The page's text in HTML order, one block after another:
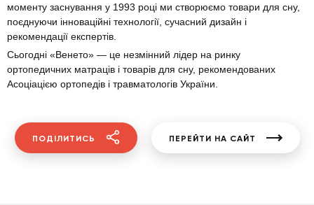
моменту заснування у 1993 році ми створюємо товари для сну,
поєднуючи інноваційні технології, сучасний дизайн і
рекомендації експертів.
Сьогодні «Венето» — це незмінний лідер на ринку
ортопедичних матраців і товарів для сну, рекомендованих
Асоціацією ортопедів і травматологів України.
ПОДІЛИТИСЬ ПЕРЕЙТИ НА САЙТ